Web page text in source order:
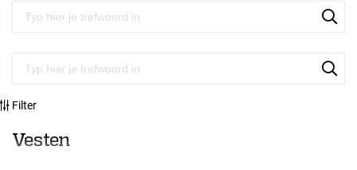
Filter
Vesten